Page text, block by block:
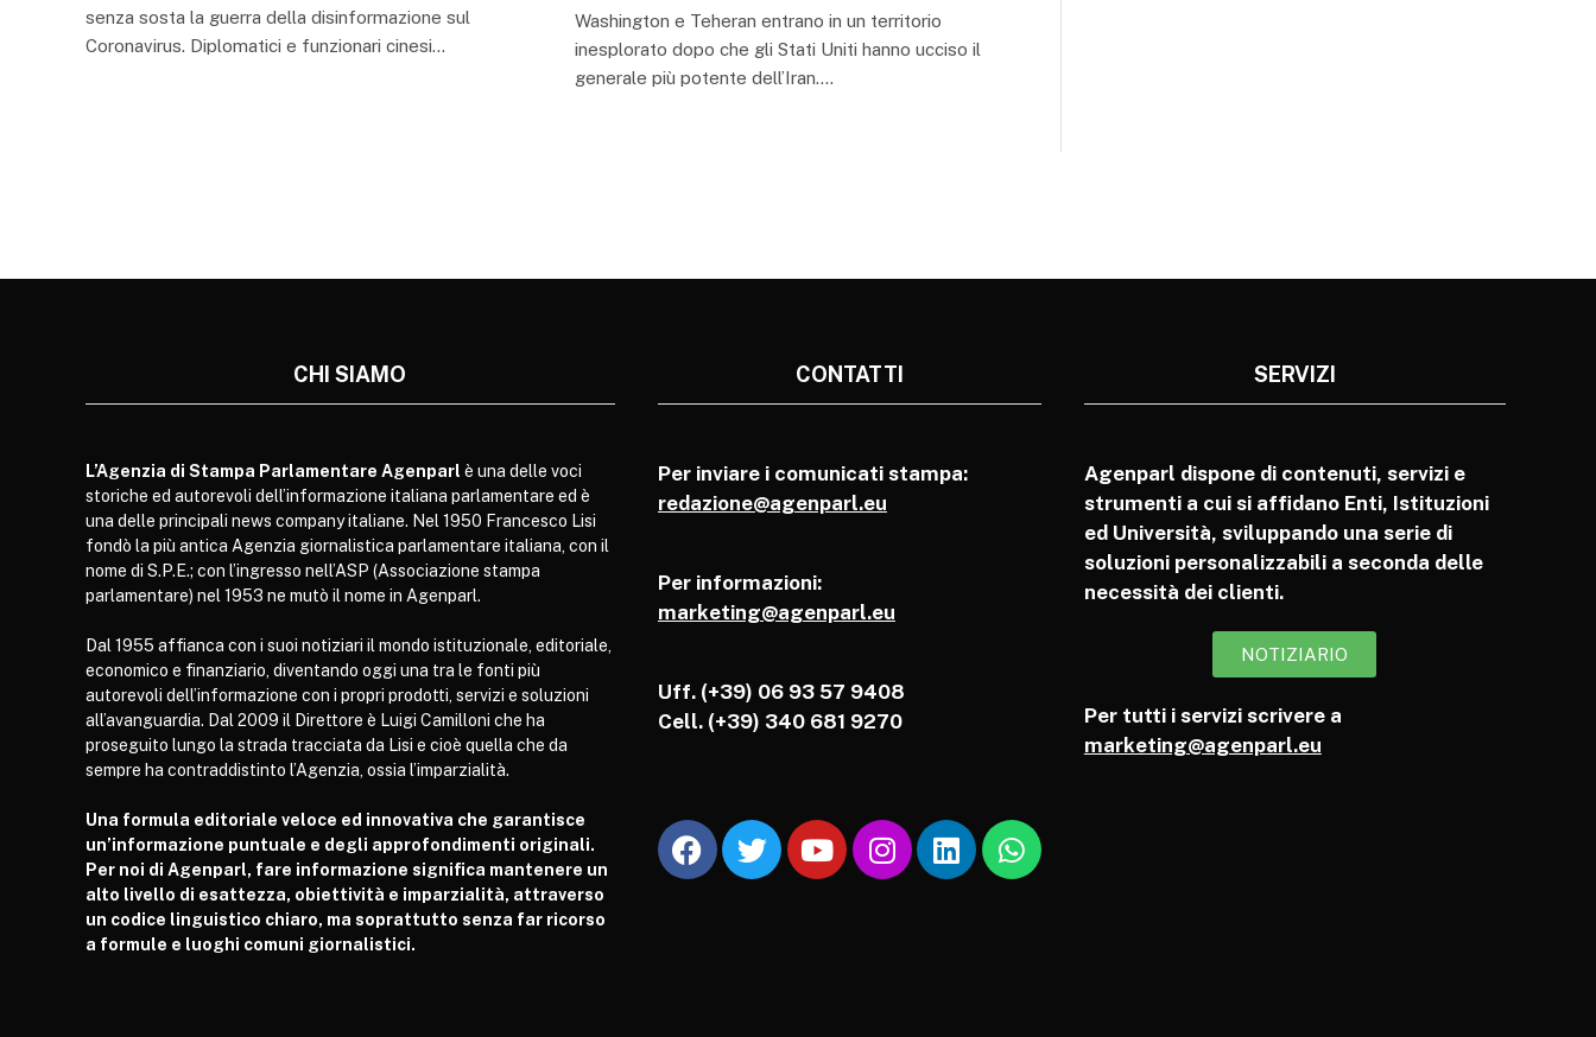
senza sosta la guerra della disinformazione sul
Coronavirus. Diplomatici e funzionari cinesi…
Washington e Teheran entrano in un territorio
inesplorato dopo che gli Stati Uniti hanno ucciso il
generale più potente dell’Iran.…
CHI SIAMO
L’Agenzia di Stampa Parlamentare Agenparl è una delle voci
storiche ed autorevoli dell’informazione italiana parlamentare ed è
una delle principali news company italiane. Nel 1950 Francesco Lisi
fondò la più antica Agenzia giornalistica parlamentare italiana, con il
nome di S.P.E.; con l’ingresso nell’ASP (Associazione stampa
parlamentare) nel 1953 ne mutò il nome in Agenparl.
Dal 1955 affianca con i suoi notiziari il mondo istituzionale, editoriale,
economico e finanziario, diventando oggi una tra le fonti più
autorevoli dell’informazione con i propri prodotti, servizi e soluzioni
all’avanguardia. Dal 2009 il Direttore è Luigi Camilloni che ha
proseguito lungo la strada tracciata da Lisi e cioè quella che da
sempre ha contraddistinto l’Agenzia, ossia l’imparzialità.
Una formula editoriale veloce ed innovativa che garantisce
un’informazione puntuale e degli approfondimenti originali.
Per noi di Agenparl, fare informazione significa mantenere un
alto livello di esattezza, obiettività e imparzialità, attraverso
un codice linguistico chiaro, ma soprattutto senza far ricorso
a formule e luoghi comuni giornalistici.
CONTATTI
Per inviare i comunicati stampa:
redazione@agenparl.eu
Per informazioni:
marketing@agenparl.eu
Uff. (+39) 06 93 57 9408
Cell. (+39) 340 681 9270
SERVIZI
Agenparl dispone di contenuti, servizi e
strumenti a cui si affidano Enti, Istituzioni
ed Università, sviluppando una serie di
soluzioni personalizzabili a seconda delle
necessità dei clienti.
NOTIZIARIO
Per tutti i servizi scrivere a
marketing@agenparl.eu